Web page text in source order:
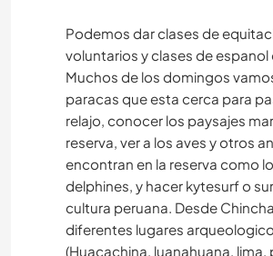
Podemos dar clases de
voluntarios y clases de espanol
Muchos de los domingos
paracas que esta cerca para
relajo, conocer los paysajes
reserva, ver a los aves y otros
encontran en la reserva como
delphines, y hacer kytesurf o
cultura peruana. Desde
diferentes lugares
(Huacachina, luanahuana,